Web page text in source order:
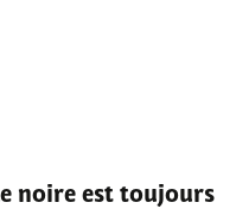
noire est toujours